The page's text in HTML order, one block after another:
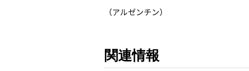
（アルゼンチン）
関連情報